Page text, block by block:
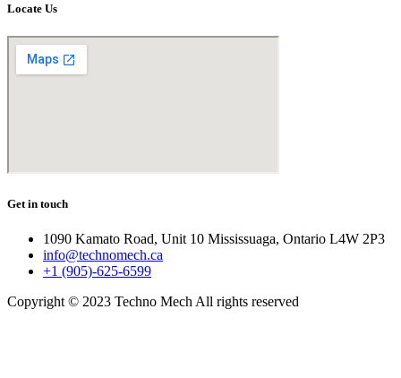
Locate Us
Get in touch
1090 Kamato Road, Unit 10 Mississuaga, Ontario L4W 2P3
info@technomech.ca
+1 (905)-625-6599
Copyright © 2023 Techno Mech All rights reserved